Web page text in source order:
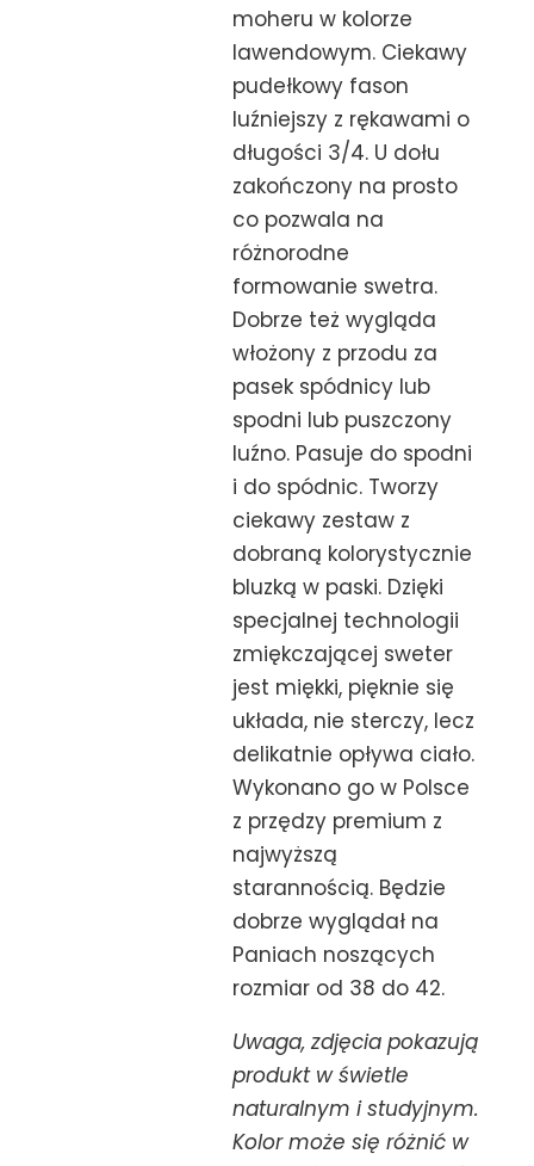
moheru w kolorze
lawendowym. Ciekawy
pudełkowy fason
luźniejszy z rękawami o
długości 3/4. U dołu
zakończony na prosto
co pozwala na
różnorodne
formowanie swetra.
Dobrze też wygląda
włożony z przodu za
pasek spódnicy lub
spodni lub puszczony
luźno. Pasuje do spodni
i do spódnic. Tworzy
ciekawy zestaw z
dobraną kolorystycznie
bluzką w paski. Dzięki
specjalnej technologii
zmiękczającej sweter
jest miękki, pięknie się
układa, nie sterczy, lecz
delikatnie opływa ciało.
Wykonano go w Polsce
z przędzy premium z
najwyższą
starannością. Będzie
dobrze wyglądał na
Paniach noszących
rozmiar od 38 do 42.
Uwaga, zdjęcia pokazują
produkt w świetle
naturalnym i studyjnym.
Kolor może się różnić w